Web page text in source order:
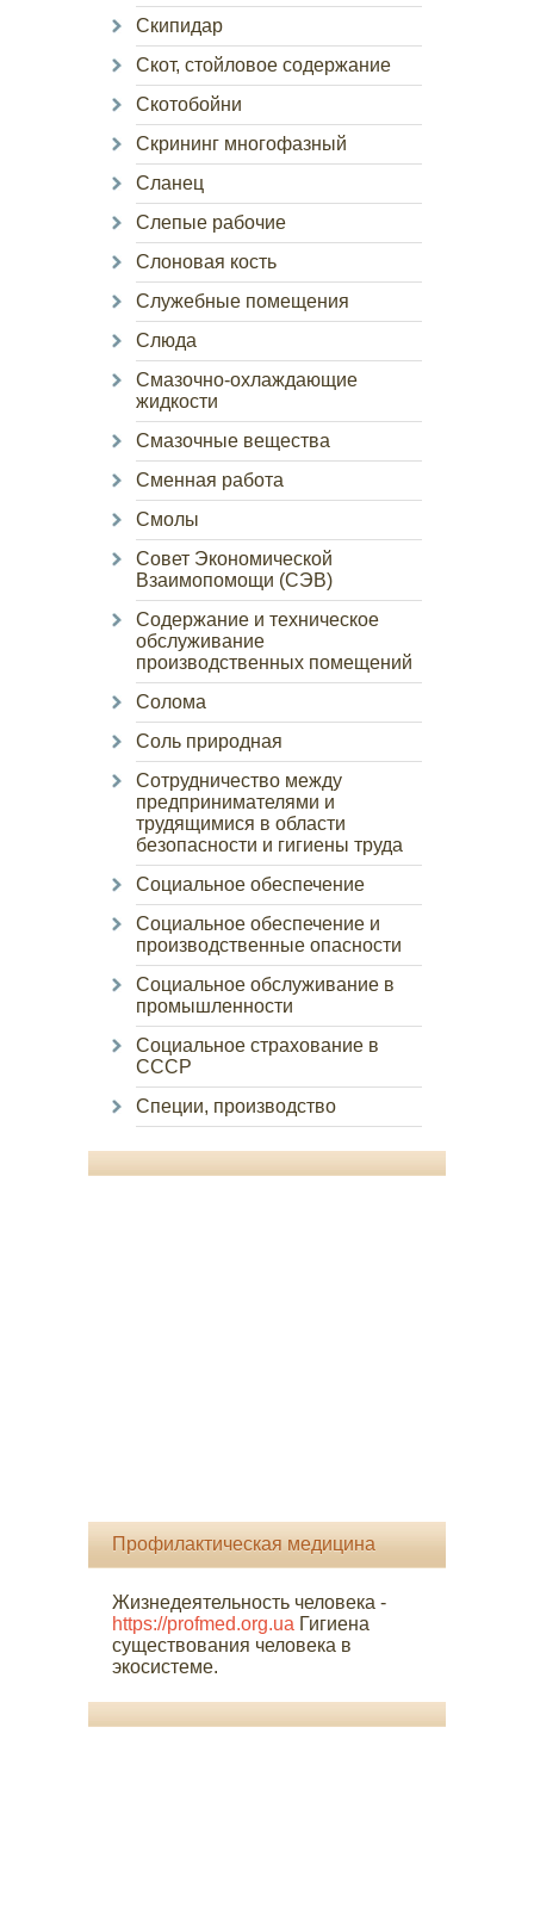
Скипидар
Скот, стойловое содержание
Скотобойни
Скрининг многофазный
Сланец
Слепые рабочие
Слоновая кость
Служебные помещения
Слюда
Смазочно-охлаждающие
жидкости
Смазочные вещества
Сменная работа
Смолы
Совет Экономической
Взаимопомощи (СЭВ)
Содержание и техническое
обслуживание
производственных помещений
Солома
Соль природная
Сотрудничество между
предпринимателями и
трудящимися в области
безопасности и гигиены труда
Социальное обеспечение
Социальное обеспечение и
производственные опасности
Социальное обслуживание в
промышленности
Социальное страхование в
СССР
Специи, производство
Профилактическая медицина
Жизнедеятельность человека -
https://profmed.org.ua Гигиена
существования человека в
экосистеме.